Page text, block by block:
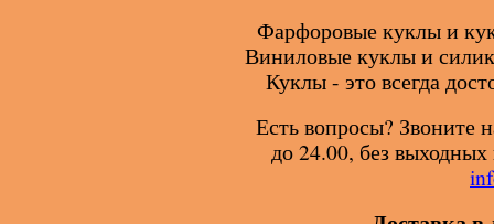
Фарфоровые куклы и
Виниловые куклы и
Куклы - это всегда
Есть вопросы? Звоните
до 24.00, без